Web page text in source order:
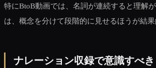
特にBtoB動画では、名詞が連続すると理解
は、概念を分けて段階的に見せるほうが結果
ナレーション収録で意識すべき